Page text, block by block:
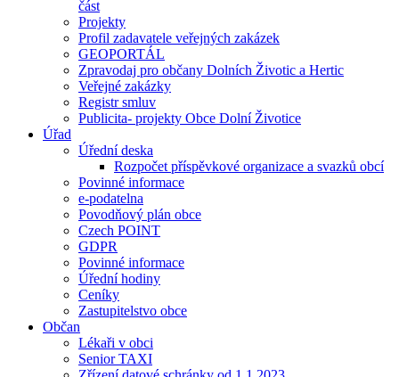
část
Projekty
Profil zadavatele veřejných zakázek
GEOPORTÁL
Zpravodaj pro občany Dolních Životic a Hertic
Veřejné zakázky
Registr smluv
Publicita- projekty Obce Dolní Životice
Úřad
Úřední deska
Rozpočet příspěvkové organizace a svazků obcí
Povinné informace
e-podatelna
Povodňový plán obce
Czech POINT
GDPR
Povinné informace
Úřední hodiny
Ceníky
Zastupitelstvo obce
Občan
Lékaři v obci
Senior TAXI